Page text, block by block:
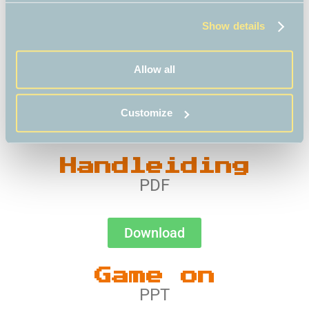
Show details
Allow all
Customize
Abonneer je nu!
Download hier alle materialen uit het lespakket
Handleiding
PDF
Download
Game on
PPT